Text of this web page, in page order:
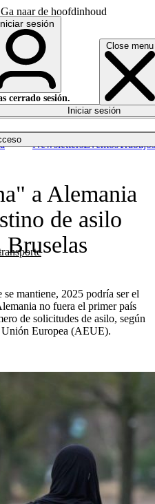
Ga naar de hoofdinhoud
Close menu
NewslettersEventosTrabajos
sesión
cerrado sesión.
Iniciar sesión
a Alemania
de asilo
mantiene, 2025 podría ser el
no fuera el primer país
de solicitudes de asilo, según
Unión Europea (AEUE).